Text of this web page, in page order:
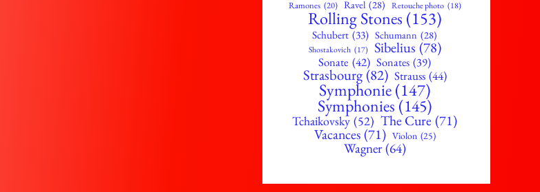
Ramones (20) Ravel (28) Retouche photo (18)
Rolling Stones (153)
Schubert (33) Schumann (28)
Shostakovich (17) Sibelius (78)
Sonate (42) Sonates (39)
Strasbourg (82) Strauss (44)
Symphonie (147)
Symphonies(145)
Tchaikovsky (52) The Cure(71)
Vacances (71) Violon (25)
Wagner (64)